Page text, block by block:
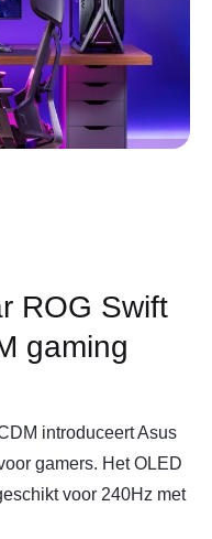
ROG Swift
gaming
introduceert Asus
gamers. Het OLED
voor 240Hz met